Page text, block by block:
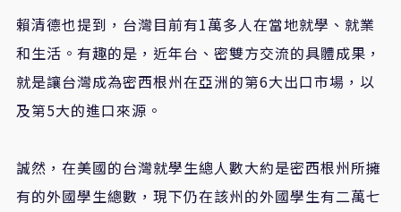
賴清德也提到，台灣目前有1萬多人在當地就學、就業
和生活。有趣的是，近年台、密雙方交流的具體成果，
就是讓台灣成為密西根州在亞洲的第6大出口市場，以
及第5大的進口來源。
誠然，在美國的台灣就學生總人數大約是密西根州所擁
有的外國學生總數，現下仍在該州的外國學生有二萬七